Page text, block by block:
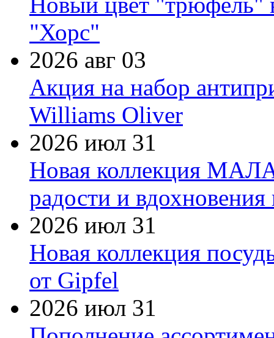
"Хорс"
2026 авг 03
Акция на набор
Williams Oliver
2026 июл 31
Новая коллекция
радости и
2026 июл 31
Новая коллекция
от Gipfel
2026 июл 31